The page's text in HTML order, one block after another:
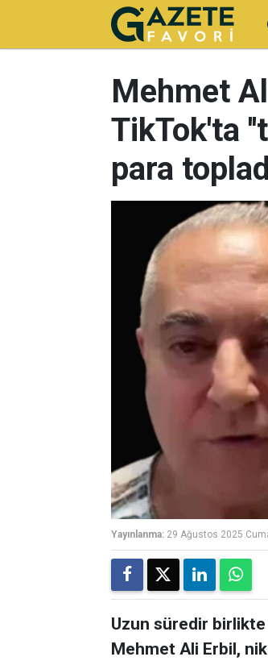
Mehmet
TikTok'ta
para
Yayınlanma: 29 Ağustos 2025
Uzun süredir
Mehmet Ali Erbil,